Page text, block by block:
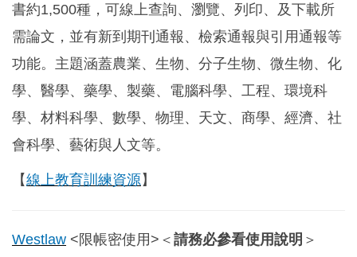
書約1,500種，可線上查詢、瀏覽、列印、及下載所
需論文，並有新到期刊通報、檢索通報與引用通報等
功能。主題涵蓋農業、生物、分子生物、微生物、化
學、醫學、藥學、製藥、電腦科學、工程、環境科
學、材料科學、數學、物理、天文、商學、經濟、社
會科學、藝術與人文等。
【線上教育訓練資源】
Westlaw <限帳密使用> ＜ 請務必參看使用說明 ＞